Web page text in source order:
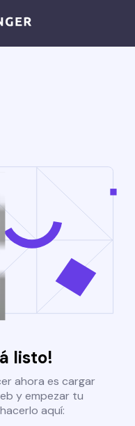
listo!
ahora es cargar
y empezar tu
aquí: